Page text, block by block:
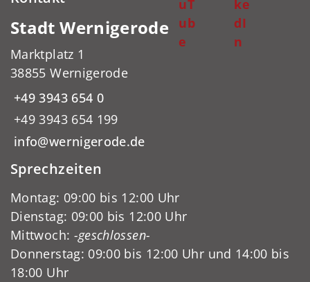
uT
ub
e
ke
dI
n
Stadt Wernigerode
Marktplatz 1
38855 Wernigerode
+49 3943 654 0
+49 3943 654 199
info@wernigerode.de
Sprechzeiten
Montag: 09:00 bis 12:00 Uhr
Dienstag: 09:00 bis 12:00 Uhr
Mittwoch: -geschlossen-
Donnerstag: 09:00 bis 12:00 Uhr und 14:00 bis
18:00 Uhr